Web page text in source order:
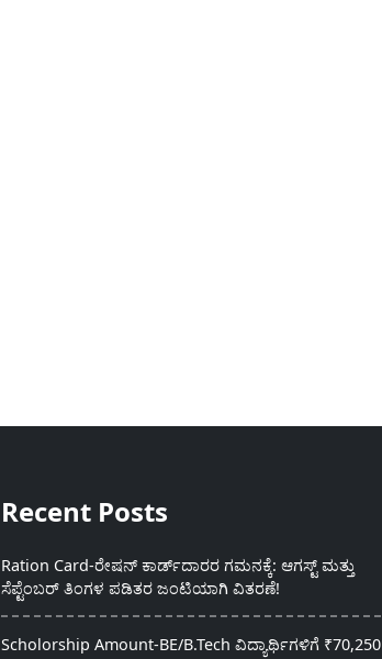
Recent Posts
Ration Card-ರೇಷನ್ ಕಾರ್ಡ್‍ದಾರರ ಗಮನಕ್ಕೆ: ಆಗಸ್ಟ್ ಮತ್ತು
ಸೆಪ್ಟೆಂಬರ್ ತಿಂಗಳ ಪಡಿತರ ಜಂಟಿಯಾಗಿ ವಿತರಣೆ!
Scholorship Amount-BE/B.Tech ವಿದ್ಯಾರ್ಥಿಗಳಿಗೆ ₹70,250